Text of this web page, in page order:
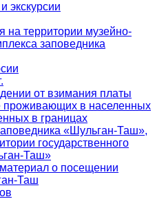
экскурсии
на территории музейно-
заповедника
от взимания платы
проживающих в населенных
в границах
«Шульган-Таш»,
государственного
Таш»
о посещении
Таш